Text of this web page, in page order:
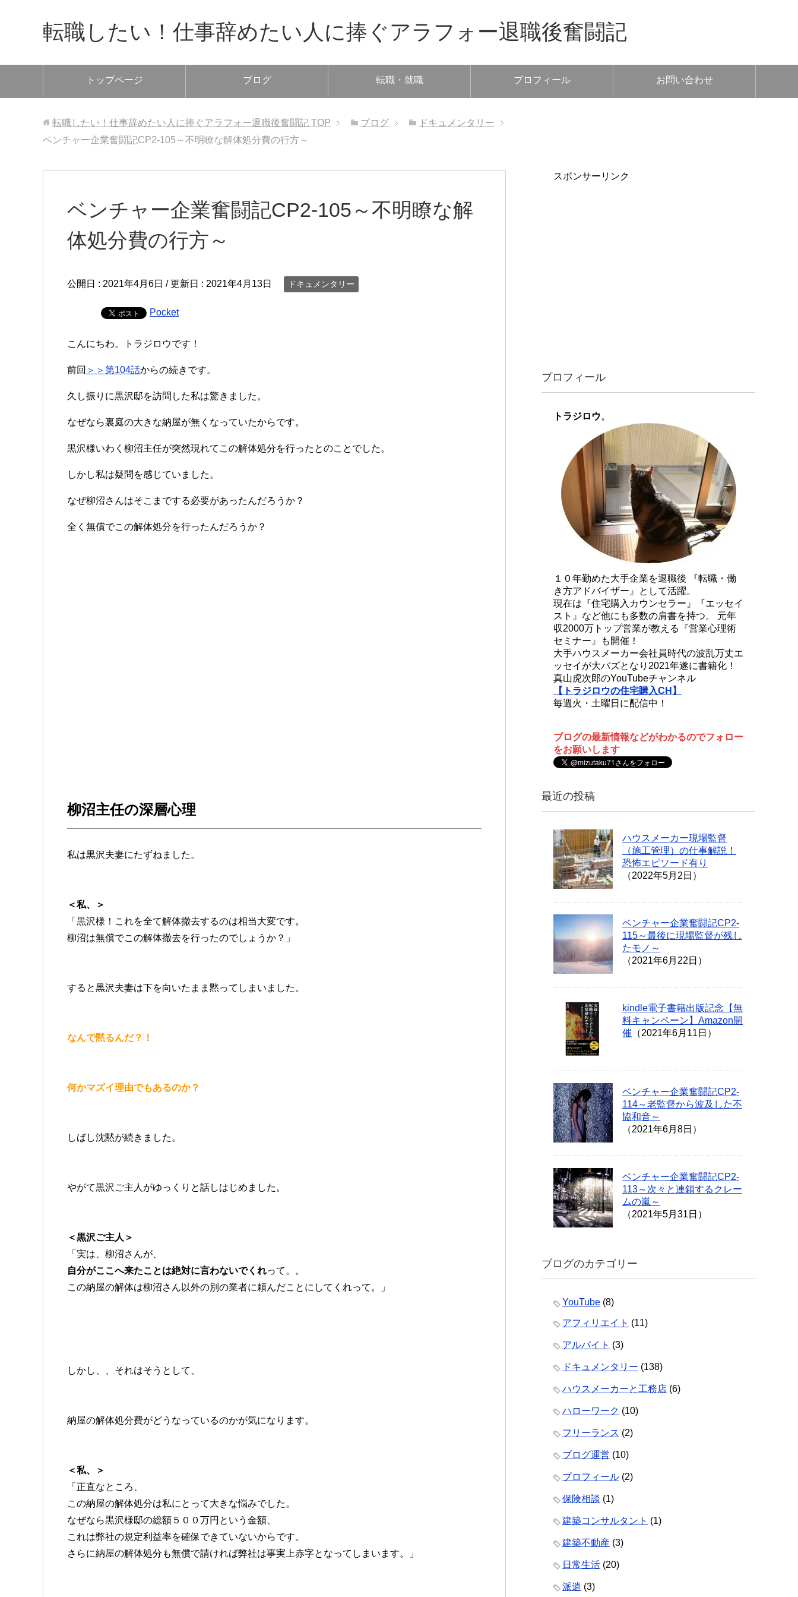
転職したい！仕事辞めたい人に捧ぐアラフォー退職後奮闘記
トップページ ブログ 転職・就職 プロフィール お問い合わせ
転職したい！仕事辞めたい人に捧ぐアラフォー退職後奮闘記 TOP ブログ
ドキュメンタリー
ベンチャー企業奮闘記CP2-105～不明瞭な解体処分費の行方～
ベンチャー企業奮闘記CP2-105～不明瞭な解
体処分費の行方～
公開日 : 2021年4月6日 / 更新日 : 2021年4月13日 ドキュメンタリー
Pocket
こんにちわ。トラジロウです！
前回 ＞＞第104話からの続きです。
久し振りに黒沢邸を訪問した私は驚きました。
なぜなら裏庭の大きな納屋が無くなっていたからです。
黒沢様いわく柳沼主任が突然現れてこの解体処分を行ったとのことでした。
しかし私は疑問を感じていました。
なぜ柳沼さんはそこまでする必要があったんだろうか？
全く無償でこの解体処分を行ったんだろうか？
柳沼主任の深層心理
私は黒沢夫妻にたずねました。
＜私、＞
「黒沢様！これを全て解体撤去するのは相当大変です。
柳沼は無償でこの解体撤去を行ったのでしょうか？」
すると黒沢夫妻は下を向いたまま黙ってしまいました。
なんで黙るんだ？！
何かマズイ理由でもあるのか？
しばし沈黙が続きました。
やがて黒沢ご主人がゆっくりと話しはじめました。
＜黒沢ご主人＞
「実は、柳沼さんが、
自分がここへ来たことは絶対に言わないでくれって。。
この納屋の解体は柳沼さん以外の別の業者に頼んだことにしてくれって。」
しかし、、それはそうとして、
納屋の解体処分費がどうなっているのかが気になります。
＜私、＞
「正直なところ、
この納屋の解体処分は私にとって大きな悩みでした。
なぜなら黒沢様邸の総額５００万円という金額、
これは弊社の規定利益率を確保できていないからです。
さらに納屋の解体処分も無償で請ければ弊社は事実上赤字となってしまいます。」
スポンサーリンク
プロフィール
トラジロウ。
１０年勤めた大手企業を退職後 『転職・働
き方アドバイザー』として活躍。
現在は『住宅購入カウンセラー』『エッセイ
スト』など他にも多数の肩書を持つ。 元年
収2000万トップ営業が教える『営業心理術
セミナー』も開催！
大手ハウスメーカー会社員時代の波乱万丈エ
ッセイが大バズとなり2021年遂に書籍化！
真山虎次郎のYouTubeチャンネル
【トラジロウの住宅購入CH】
毎週火・土曜日に配信中！
ブログの最新情報などがわかるのでフォロー
をお願いします
最近の投稿
ハウスメーカー現場監督
（施工管理）の仕事解説！
恐怖エピソード有り
（2022年5月2日）
ベンチャー企業奮闘記CP2-
115～最後に現場監督が残し
たモノ～
（2021年6月22日）
kindle電子書籍出版記念【無
料キャンペーン】Amazon開
催 （2021年6月11日）
ベンチャー企業奮闘記CP2-
114～老監督から波及した不
協和音～
（2021年6月8日）
ベンチャー企業奮闘記CP2-
113～次々と連鎖するクレー
ムの嵐～
（2021年5月31日）
ブログのカテゴリー
YouTube (8)
アフィリエイト (11)
アルバイト (3)
ドキュメンタリー (138)
ハウスメーカーと工務店 (6)
ハローワーク (10)
フリーランス (2)
ブログ運営 (10)
プロフィール (2)
保険相談 (1)
建築コンサルタント (1)
建築不動産 (3)
日常生活 (20)
派遣 (3)